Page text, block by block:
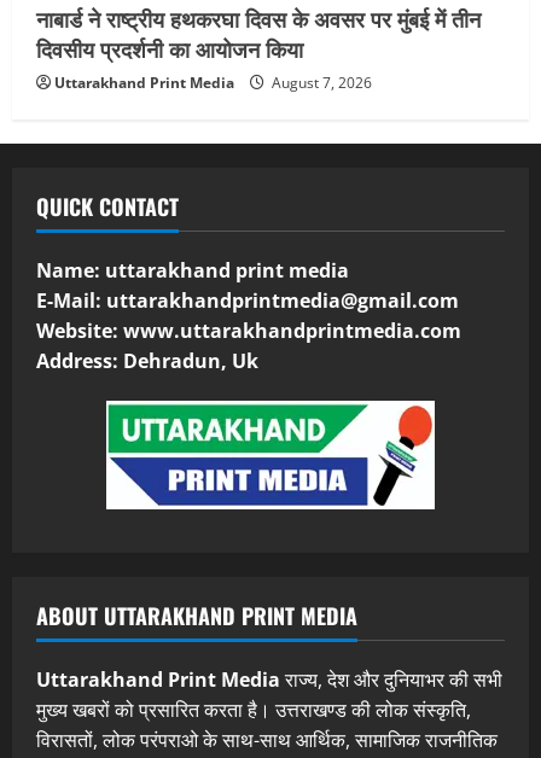
नाबार्ड ने राष्ट्रीय हथकरघा दिवस के अवसर पर मुंबई में तीन
दिवसीय प्रदर्शनी का आयोजन किया
Uttarakhand Print Media August 7, 2026
QUICK CONTACT
Name: uttarakhand print media
E-Mail: uttarakhandprintmedia@gmail.com
Website: www.uttarakhandprintmedia.com
Address: Dehradun, Uk
ABOUT UTTARAKHAND PRINT MEDIA
Uttarakhand Print Mediaराज्य, देश और दुनियाभर की सभी
मुख्य खबरों को प्रसारित करता है। उत्तराखण्ड की लोक संस्कृति,
विरासतों, लोक परंपराओ के साथ-साथ आर्थिक, सामाजिक राजनीतिक